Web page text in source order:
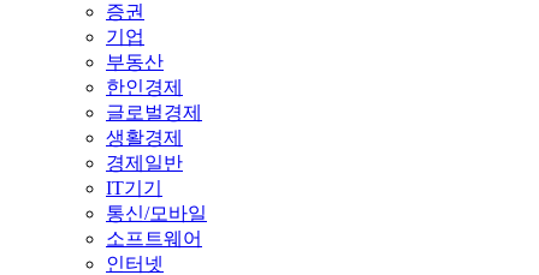
증권
기업
부동산
한인경제
글로벌경제
생활경제
경제일반
IT기기
통신/모바일
소프트웨어
인터넷